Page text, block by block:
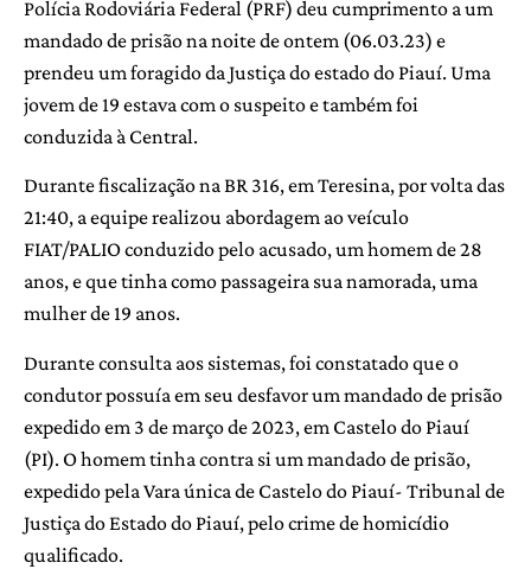
Polícia Rodoviária Federal (PRF) deu cumprimento a um
mandado de prisão na noite de ontem (06.03.23) e
prendeu um foragido da Justiça do estado do Piauí. Uma
jovem de 19 estava com o suspeito e também foi
conduzida à Central.
Durante fiscalização na BR 316, em Teresina, por volta das
21:40, a equipe realizou abordagem ao veículo
FIAT/PALIO conduzido pelo acusado, um homem de 28
anos, e que tinha como passageira sua namorada, uma
mulher de 19 anos.
Durante consulta aos sistemas, foi constatado que o
condutor possuía em seu desfavor um mandado de prisão
expedido em 3 de março de 2023, em Castelo do Piauí
(PI). O homem tinha contra si um mandado de prisão,
expedido pela Vara única de Castelo do Piauí- Tribunal de
Justiça do Estado do Piauí, pelo crime de homicídio
qualificado.